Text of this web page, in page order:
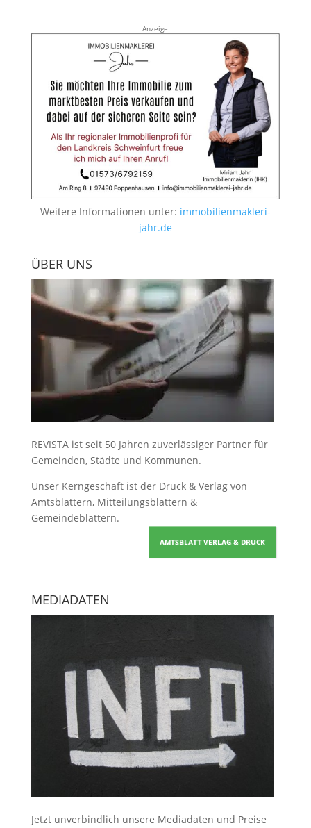
Anzeige
Weitere Informationen unter: immobilienmakleri-
jahr.de
ÜBER UNS
REVISTA ist seit 50 Jahren zuverlässiger Partner für
Gemeinden, Städte und Kommunen.
Unser Kerngeschäft ist der Druck & Verlag von
Amtsblättern, Mitteilungsblättern &
Gemeindeblättern.
AMTSBLATT VERLAG & DRUCK
MEDIADATEN
Jetzt unverbindlich unsere Mediadaten und Preise